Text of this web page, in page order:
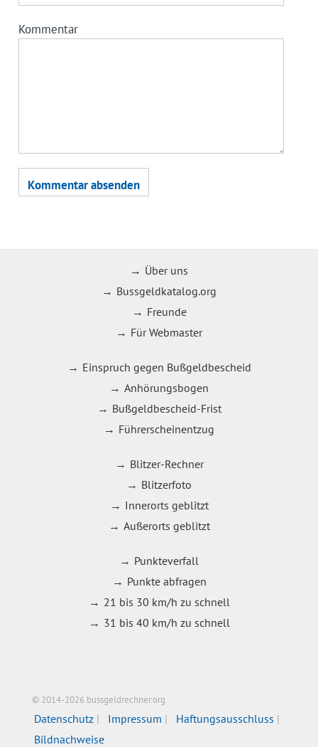
Kommentar
Über uns
Bussgeldkatalog.org
Freunde
Für Webmaster
Einspruch gegen Bußgeldbescheid
Anhörungsbogen
Bußgeldbescheid-Frist
Führerscheinentzug
Blitzer-Rechner
Blitzerfoto
Innerorts geblitzt
Außerorts geblitzt
Punkteverfall
Punkte abfragen
21 bis 30 km/h zu schnell
31 bis 40 km/h zu schnell
© 2014-2026 bussgeldrechner.org
Datenschutz Impressum
Haftungsausschluss
Bildnachweise